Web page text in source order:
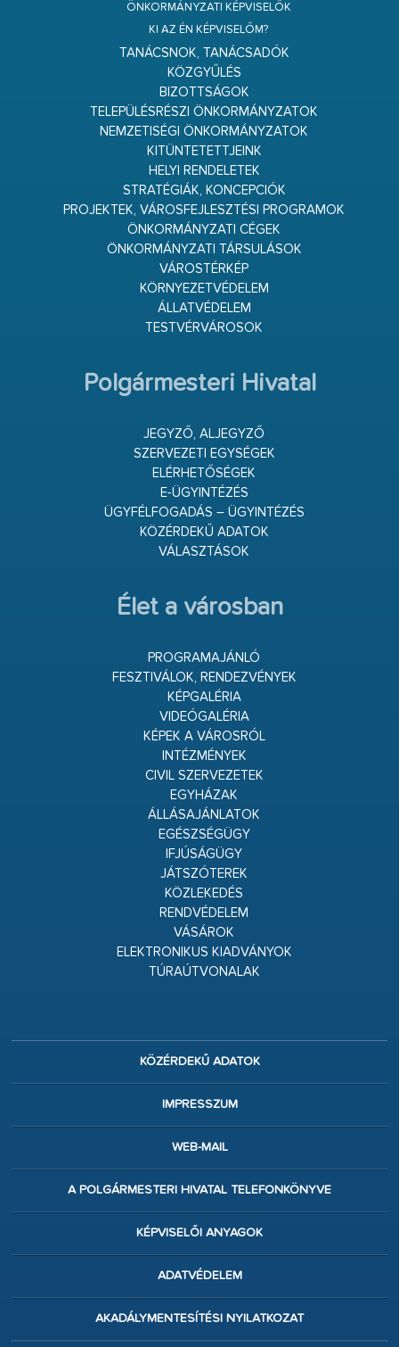
ÖNKORMÁNYZATI KÉPVISELŐK
KI AZ ÉN KÉPVISELŐM?
TANÁCSNOK, TANÁCSADÓK
KÖZGYŰLÉS
BIZOTTSÁGOK
TELEPÜLÉSRÉSZI ÖNKORMÁNYZATOK
NEMZETISÉGI ÖNKORMÁNYZATOK
KITÜNTETETTJEINK
HELYI RENDELETEK
STRATÉGIÁK, KONCEPCIÓK
PROJEKTEK, VÁROSFEJLESZTÉSI PROGRAMOK
ÖNKORMÁNYZATI CÉGEK
ÖNKORMÁNYZATI TÁRSULÁSOK
VÁROSTÉRKÉP
KÖRNYEZETVÉDELEM
ÁLLATVÉDELEM
TESTVÉRVÁROSOK
Polgármesteri Hivatal
JEGYZŐ, ALJEGYZŐ
SZERVEZETI EGYSÉGEK
ELÉRHETŐSÉGEK
E-ÜGYINTÉZÉS
ÜGYFÉLFOGADÁS – ÜGYINTÉZÉS
KÖZÉRDEKŰ ADATOK
VÁLASZTÁSOK
Élet a városban
PROGRAMAJÁNLÓ
FESZTIVÁLOK, RENDEZVÉNYEK
KÉPGALÉRIA
VIDEÓGALÉRIA
KÉPEK A VÁROSRÓL
INTÉZMÉNYEK
CIVIL SZERVEZETEK
EGYHÁZAK
ÁLLÁSAJÁNLATOK
EGÉSZSÉGÜGY
IFJÚSÁGÜGY
JÁTSZÓTEREK
KÖZLEKEDÉS
RENDVÉDELEM
VÁSÁROK
ELEKTRONIKUS KIADVÁNYOK
TÚRAÚTVONALAK
KÖZÉRDEKŰ ADATOK
IMPRESSZUM
WEB-MAIL
A POLGÁRMESTERI HIVATAL TELEFONKÖNYVE
KÉPVISELŐI ANYAGOK
ADATVÉDELEM
AKADÁLYMENTESÍTÉSI NYILATKOZAT